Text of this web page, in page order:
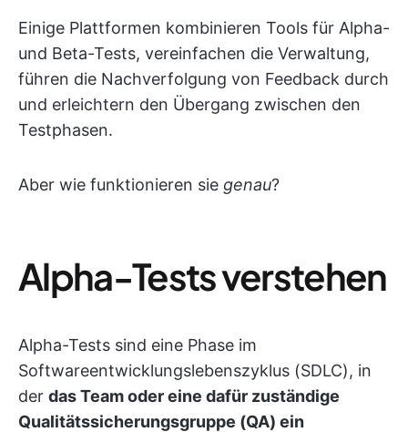
Einige Plattformen kombinieren Tools für Alpha-
und Beta-Tests, vereinfachen die Verwaltung,
führen die Nachverfolgung von Feedback durch
und erleichtern den Übergang zwischen den
Testphasen.
Aber wie funktionieren sie genau?
Alpha-Tests verstehen
Alpha-Tests sind eine Phase im
Softwareentwicklungslebenszyklus (SDLC), in
der das Team oder eine dafür zuständige
Qualitätssicherungsgruppe (QA) ein